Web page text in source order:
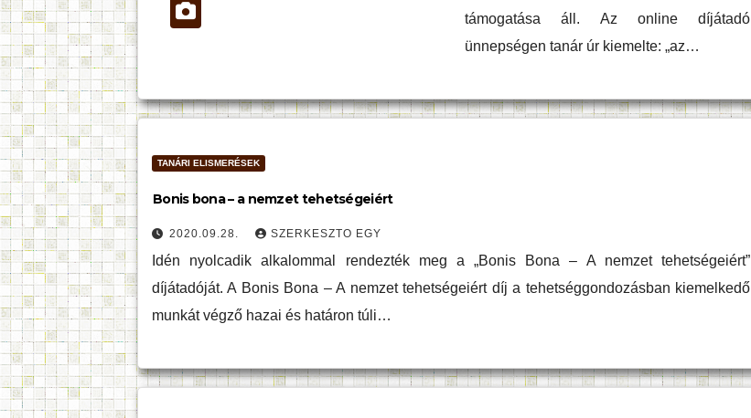
támogatása áll. Az online díjátadó
ünnepségen tanár úr kiemelte: „az…
TANÁRI ELISMERÉSEK
Bonis bona – a nemzet tehetségeiért
2020.09.28. SZERKESZTO EGY
Idén nyolcadik alkalommal rendezték meg a „Bonis Bona – A nemzet tehetségeiért”
díjátadóját. A Bonis Bona – A nemzet tehetségeiért díj a tehetséggondozásban kiemelkedő
munkát végző hazai és határon túli…